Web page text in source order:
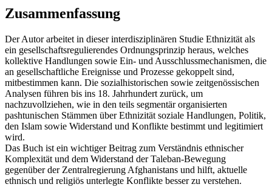
Zusammenfassung
Der Autor arbeitet in dieser interdisziplinären Studie Ethnizität als
ein gesellschaftsregulierendes Ordnungsprinzip heraus, welches
kollektive Handlungen sowie Ein- und Ausschlussmechanismen, die
an gesellschaftliche Ereignisse und Prozesse gekoppelt sind,
mitbestimmen kann. Die sozialhistorischen sowie zeitgenössischen
Analysen führen bis ins 18. Jahrhundert zurück, um
nachzuvollziehen, wie in den teils segmentär organisierten
pashtunischen Stämmen über Ethnizität soziale Handlungen, Politik,
den Islam sowie Widerstand und Konflikte bestimmt und legitimiert
wird.
Das Buch ist ein wichtiger Beitrag zum Verständnis ethnischer
Komplexität und dem Widerstand der Taleban-Bewegung
gegenüber der Zentralregierung Afghanistans und hilft, aktuelle
ethnisch und religiös unterlegte Konflikte besser zu verstehen.